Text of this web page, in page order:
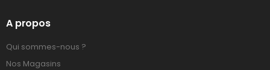
A propos
Qui sommes-nous ?
Nos Magasins